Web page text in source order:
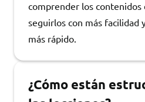
comprender los
seguirlos con más facilidad
más rápido.
¿Cómo están